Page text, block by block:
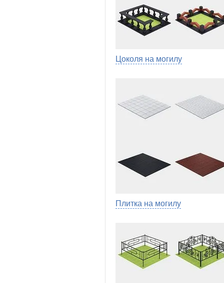
Цоколя на могилу
Плитка на могилу